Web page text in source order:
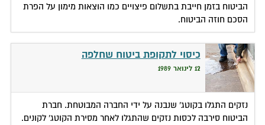
הביטוח בזמן חייבת בתשלום פיצויים כמו הוצאות מימון על הפרת
הסכם חוזה הביטוח.
כיסוי לתקופת ביטוח שחלפה
12 לינואר 1989
נזקים התגלו בקוטג' שנבנה על ידי החברה המבוטחת. חברת
הביטוח סירבה לכסות נזקים שהתגלו לאחר מסירת הקוטג' לקונים.